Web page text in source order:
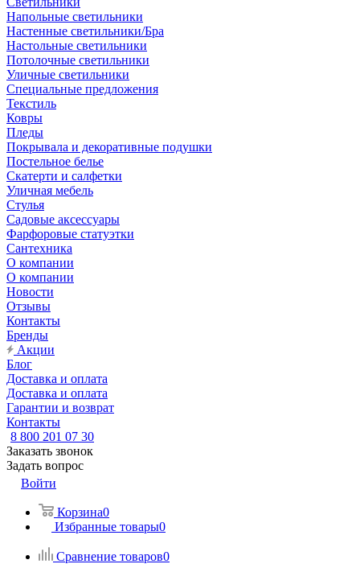
Напольные светильники
Настенные светильники/Бра
Настольные светильники
Потолочные светильники
Уличные светильники
Специальные предложения
Текстиль
Ковры
Пледы
Покрывала и декоративные подушки
Постельное белье
Скатерти и салфетки
Уличная мебель
Стулья
Садовые аксессуары
Фарфоровые статуэтки
Сантехника
О компании
О компании
Новости
Отзывы
Контакты
Бренды
Акции
Блог
Доставка и оплата
Доставка и оплата
Гарантии и возврат
Контакты
8 800 201 07 30
Заказать звонок
Задать вопрос
Войти
Корзина0
Избранные товары0
Сравнение товаров0